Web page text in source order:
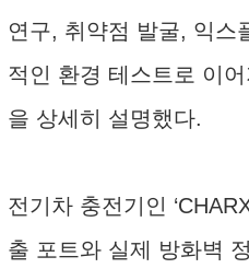
연구, 취약점 발굴, 익스
적인 환경 테스트로 이
을 상세히 설명했다.
전기차 충전기인
출 포트와 실제 방화벽